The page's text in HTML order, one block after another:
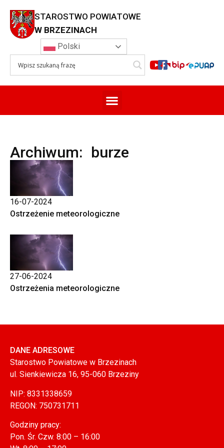
STAROSTWO POWIATOWE
W BRZEZINACH
Polski
Archiwum: burze
16-07-2024
Ostrzeżenie meteorologiczne
27-06-2024
Ostrzeżenia meteorologiczne
DANE ADRESOWE
Starostwo Powiatowe w Brzezinach
ul. Sienkiewicza 16, 95-060 Brzeziny
NIP: 8331338659
REGON: 750731711
Godziny pracy:
Pon. Śr. Czw. 8:00 – 16:00